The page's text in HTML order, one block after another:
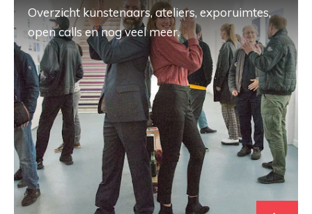
Overzicht kunstenaars, ateliers, exporuimtes,
open calls en nog veel meer.